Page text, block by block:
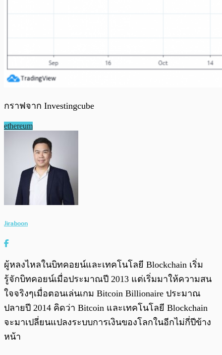
กราฟจาก Investingcube
ethereum
Jiraboon
ผู้หลงไหลในบิทคอยน์และเทคโนโลยี Blockchain เริ่ม
รู้จักบิทคอยน์เมื่อประมาณปี 2013 แต่เริ่มมาให้ความสน
ใจจริงๆเมื่อตอนเล่นเกม Bitcoin Billionaire ประมาณ
ปลายปี 2014 คิดว่า Bitcoin และเทคโนโลยี Blockchain
จะมาเปลี่ยนแปลงระบบการเงินของโลกในอีกไม่กี่ปีข้าง
หน้า